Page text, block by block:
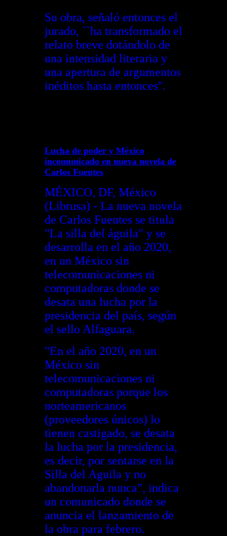
Su obra, señaló entonces el
jurado, ``ha transformado el
relato breve dotándolo de
una intensidad literaria y
una apertura de argumentos
inéditos hasta entonces''.
Lucha de poder y México
incomunicado en nueva novela de
Carlos Fuentes
MÉXICO, DF, México
(Librusa) - La nueva novela
de Carlos Fuentes se titula
"La silla del águila" y se
desarrolla en el año 2020,
en un México sin
telecomunicaciones ni
computadoras donde se
desata una lucha por la
presidencia del país, según
el sello Alfaguara.
"En el año 2020, en un
México sin
telecomunicaciones ni
computadoras porque los
norteamericanos
(proveedores únicos) lo
tienen castigado, se desata
la lucha por la presidencia,
es decir, por sentarse en la
Silla del Aguila y no
abandonarla nunca", indica
un comunicado donde se
anuncia el lanzamiento de
la obra para febrero.